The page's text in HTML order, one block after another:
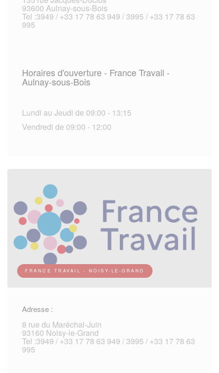
93600 Aulnay-sous-Bois
Tel :3949 / +33 17 78 63 949 / 3995 / +33 17 78 63
995
Horaires d'ouverture - France Travail -
Aulnay-sous-Bois
Lundi au Jeudi de 09:00 - 13:15
Vendredi de 09:00 - 12:00
FRANCE TRAVAIL - NOISY-LE-GRAND
Adresse :
8 rue du Maréchal-Juin
93160 Noisy-le-Grand
Tel :3949 / +33 17 78 63 949 / 3995 / +33 17 78 63
995